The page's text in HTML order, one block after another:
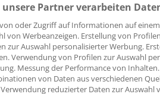
Konjunktur.
Partner verarbeiten
oder Zugriff auf Informationen auf
von Werbeanzeigen. Erstellung von
zur Auswahl personalisierter Werbung.
Verwendung von Profilen zur Auswahl
Messung der Performance von
von Daten aus verschiedenen
reduzierter Daten zur Auswahl